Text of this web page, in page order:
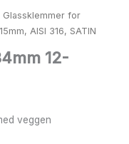
Glassklemmer for
AISI 316, SATIN
12-
veggen